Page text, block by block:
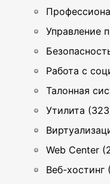
Управление
Работа с
Талонная
Утилита
Web Center
Веб-хостинг